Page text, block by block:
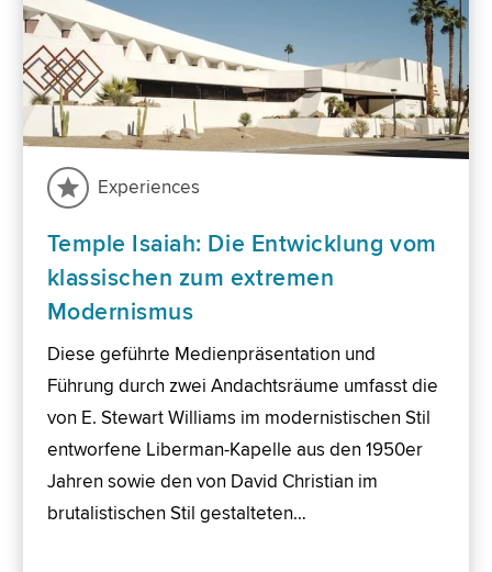
Experiences
Temple Isaiah: Die Entwicklung vom
klassischen zum extremen
Modernismus
Diese geführte Medienpräsentation und
Führung durch zwei Andachtsräume umfasst die
von E. Stewart Williams im modernistischen Stil
entworfene Liberman-Kapelle aus den 1950er
Jahren sowie den von David Christian im
brutalistischen Stil gestalteten…